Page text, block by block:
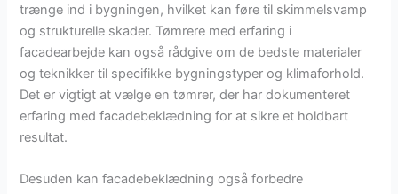
trænge ind i bygningen, hvilket kan føre til skimmelsvamp
og strukturelle skader. Tømrere med erfaring i
facadearbejde kan også rådgive om de bedste materialer
og teknikker til specifikke bygningstyper og klimaforhold.
Det er vigtigt at vælge en tømrer, der har dokumenteret
erfaring med facadebeklædning for at sikre et holdbart
resultat.
Desuden kan facadebeklædning også forbedre